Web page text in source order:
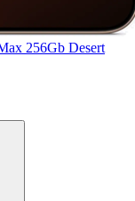
256Gb Desert